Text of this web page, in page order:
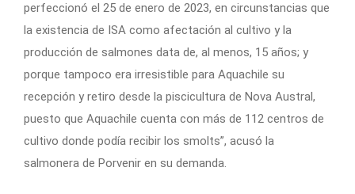
perfeccionó el 25 de enero de 2023, en circunstancias que
la existencia de ISA como afectación al cultivo y la
producción de salmones data de, al menos, 15 años; y
porque tampoco era irresistible para Aquachile su
recepción y retiro desde la piscicultura de Nova Austral,
puesto que Aquachile cuenta con más de 112 centros de
cultivo donde podía recibir los smolts”, acusó la
salmonera de Porvenir en su demanda.